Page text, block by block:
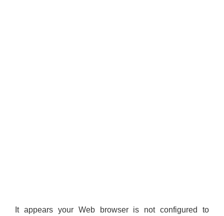
It appears your Web browser is not configured to